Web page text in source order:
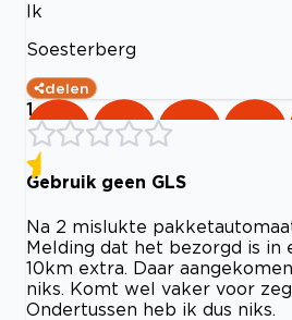
Ik
Soesterberg
delen
1
Gebruik geen GLS
Na 2 mislukte
Melding dat het bezorgd is in
10km extra. Daar
niks. Komt wel vaker voor
Ondertussen heb ik dus niks.